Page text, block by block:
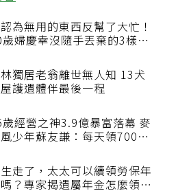
為無用的東西反幫了大忙！
婦慶幸沒隨手丟棄的3樣物
獨居老翁離世無人知 13犬
護遺體伴最後一程
經營之神3.9億暴富落幕 麥
少年蘇友謙：每天領700元
走了，太太可以續領勞保年
？專家揭遺屬年金怎麼領，